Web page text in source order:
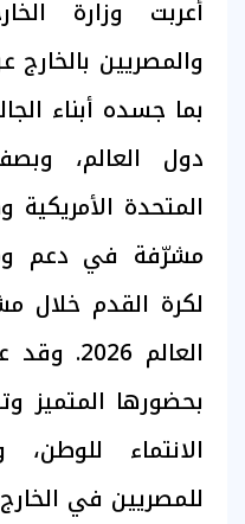
أعربت وزارة
والمصريين بالخارج
بما جسده أبناء
دول العالم،
المتحدة
مشرّفة في دعم
لكرة القدم خلال
العالم
بحضورها المتميز
الانتماء
للمصريين في